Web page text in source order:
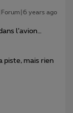
years ago
l’avion…
piste, mais rien